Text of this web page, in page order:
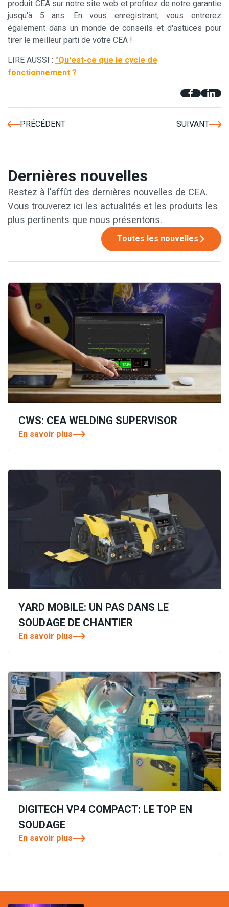
produit CEA sur notre site web et profitez de notre garantie
jusqu'à 5 ans. En vous enregistrant, vous entrerez
également dans un monde de conseils et d'astuces pour
tirer le meilleur parti de votre CEA !
LIRE AUSSI : "Qu'est-ce que le cycle de
fonctionnement ?
PRÉCÉDENT SUIVANT
Dernières nouvelles
Restez à l’affût des dernières nouvelles de CEA.
Vous trouverez ici les actualités et les produits les
plus pertinents que nous présentons.
Toutes les nouvelles
CWS: CEA WELDING SUPERVISOR
En savoir plus
YARD MOBILE: UN PAS DANS LE
SOUDAGE DE CHANTIER
En savoir plus
DIGITECH VP4 COMPACT: LE TOP EN
SOUDAGE
En savoir plus